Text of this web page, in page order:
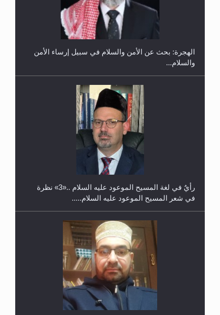
إتمام حفظ القرآن الكريم لثلاثة طلاب من مدرسة الحفظ
حفل توزيع الشهادات في الجامعة الأحمدية بنيجيريا لعام
الهجرة: بحث عن الأمن والسلام في سبيل إرساء الأمن
والسلام...
رأيٌ في لغة المسيح الموعود عليه السلام ..«3» نظرة
في شعر المسيح الموعود عليه السلام.....